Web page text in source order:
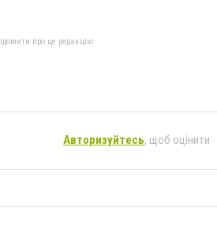
про це редакцію
Авторизуйтесь, щоб оцінити